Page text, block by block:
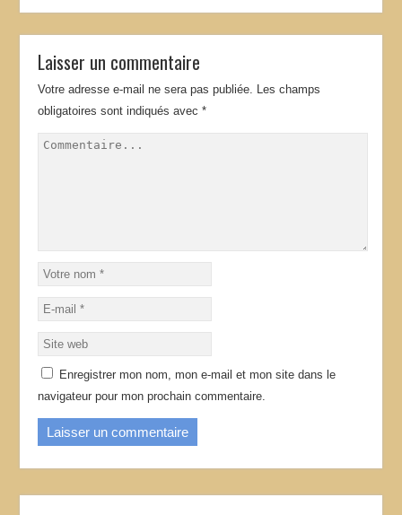
Laisser un commentaire
Votre adresse e-mail ne sera pas publiée. Les champs
obligatoires sont indiqués avec*
Enregistrer mon nom, mon e-mail et mon site dans le
navigateur pour mon prochain commentaire.